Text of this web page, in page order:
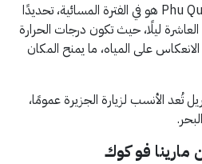
أفضل وقت لزيارة Phu Quoc Marina هو في الفترة المسائية، تحديدًا
ليلًا، حيث تكون درجات الحرارة
الانعكاس على المياه، ما يمنح المكان
تُعد الأنسب لزيارة الجزيرة عمومًا،
مارينا فو كوك